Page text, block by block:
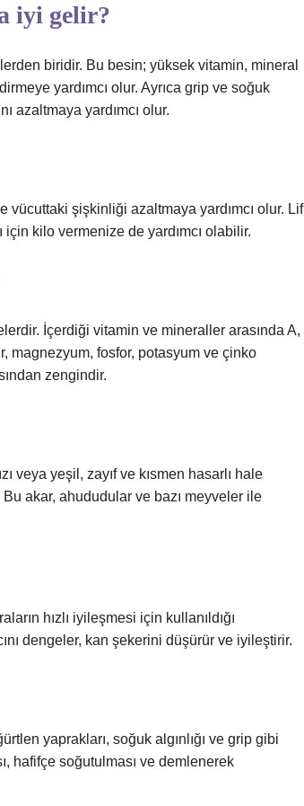
iyi gelir?
biridir. Bu besin; yüksek vitamin, mineral
yardımcı olur. Ayrıca grip ve soğuk
azaltmaya yardımcı olur.
şişkinliği azaltmaya yardımcı olur. Lif
kilo vermenize de yardımcı olabilir.
İçerdiği vitamin ve mineraller arasında A,
magnezyum, fosfor, potasyum ve çinko
zengindir.
veya yeşil, zayıf ve kısmen hasarlı hale
akar, ahududular ve bazı meyveler ile
hızlı iyileşmesi için kullanıldığı
dengeler, kan şekerini düşürür ve iyileştirir.
yaprakları, soğuk algınlığı ve grip gibi
hafifçe soğutulması ve demlenerek